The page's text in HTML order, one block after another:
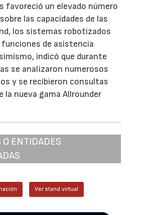
favoreció un elevado número
las capacidades de las
los sistemas robotizados
de asistencia
indicó que durante
se analizaron numerosos
y se recibieron consultas
la nueva gama Allrounder
O ENTIDADES
Ver stand virtual